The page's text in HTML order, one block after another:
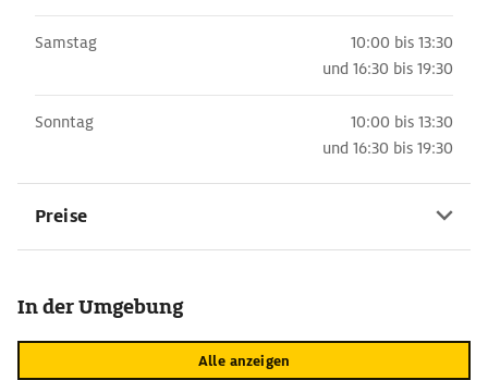
Samstag
10:00 bis 13:30
und 16:30 bis 19:30
Sonntag
10:00 bis 13:30
und 16:30 bis 19:30
Preise
In der Umgebung
Alle anzeigen